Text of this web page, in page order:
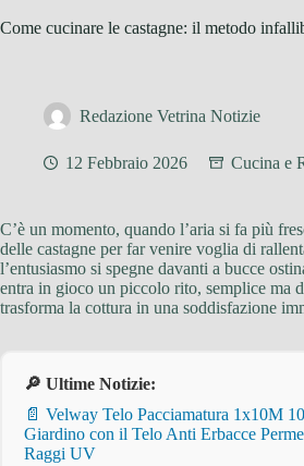
Come cucinare le castagne: il metodo
Redazione Vetrina Notizie
12 Febbraio 2026 Cucina e
C’è un momento, quando l’aria si fa più
delle castagne per far venire voglia di
l’entusiasmo si spegne davanti a bucce
entra in gioco un piccolo rito, semplice ma
trasforma la cottura in una soddisfazione
🔎 Ultime Notizie:
📄 Velway Telo Pacciamatura 1x10M
Giardino con il Telo Anti Erbacce
Raggi UV